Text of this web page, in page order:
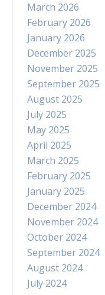
March 2026
February 2026
January 2026
December 2025
November 2025
September 2025
August 2025
July 2025
May 2025
April 2025
March 2025
February 2025
January 2025
December 2024
November 2024
October 2024
September 2024
August 2024
July 2024